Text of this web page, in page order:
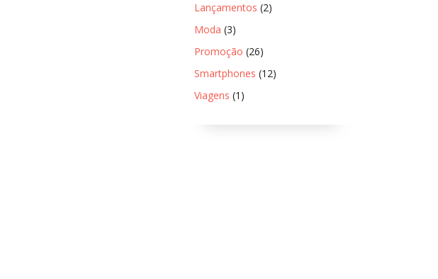
Lançamentos (2)
Moda (3)
Promoção (26)
Smartphones (12)
Viagens (1)